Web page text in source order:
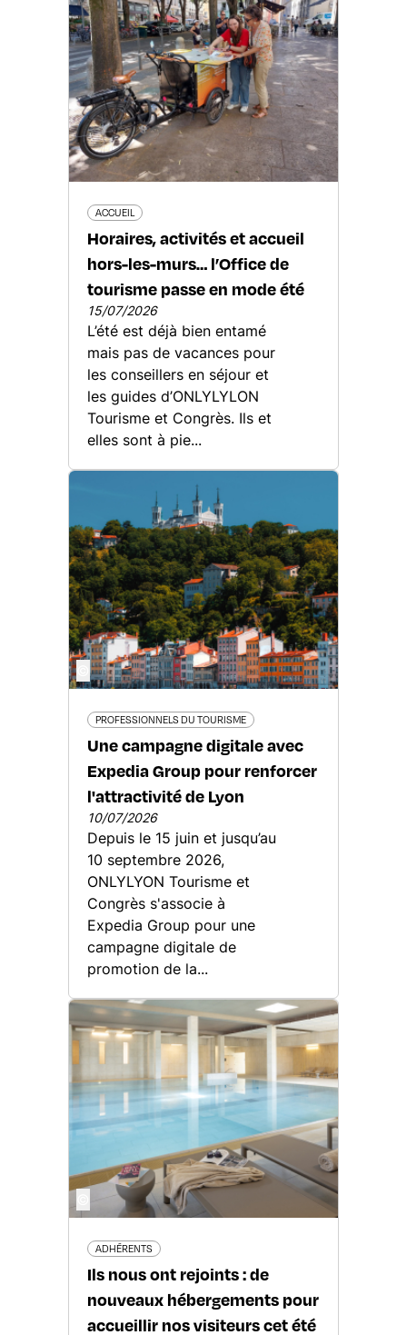
ACCUEIL
Horaires, activités et accueil
hors-les-murs… l’Office de
tourisme passe en mode été
15/07/2026
L’été est déjà bien entamé
mais pas de vacances pour
les conseillers en séjour et
les guides d’ONLYLYLON
Tourisme et Congrès. Ils et
elles sont à pie...
PROFESSIONNELS DU TOURISME
Une campagne digitale avec
Expedia Group pour renforcer
l'attractivité de Lyon
10/07/2026
Depuis le 15 juin et jusqu’au
10 septembre 2026,
ONLYLYON Tourisme et
Congrès s'associe à
Expedia Group pour une
campagne digitale de
promotion de la...
©
ADHÉRENTS
Ils nous ont rejoints : de
nouveaux hébergements pour
accueillir nos visiteurs cet été